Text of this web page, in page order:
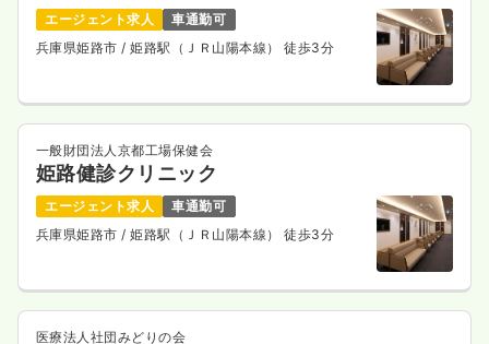
エージェント求人
車通勤可
兵庫県姫路市/ 姫路駅（ＪＲ山陽本線） 徒歩3分
一般財団法人京都工場保健会
姫路健診クリニック
エージェント求人
車通勤可
兵庫県姫路市/ 姫路駅（ＪＲ山陽本線） 徒歩3分
医療法人社団みどりの会